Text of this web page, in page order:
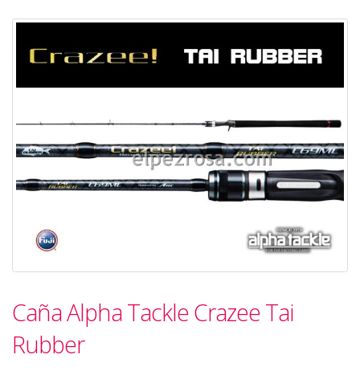
Caña Alpha Tackle Crazee Tai
Rubber